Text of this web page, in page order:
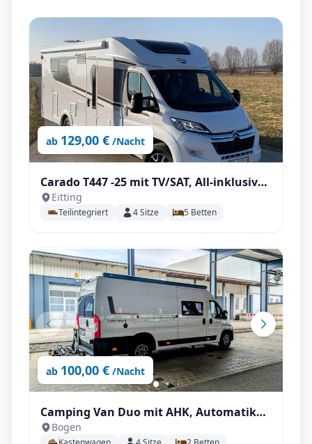
ab 129,00 € /Nacht
Carado T447 -25 mit TV/SAT, All-inklusive
Paket
Eitting
Teilintegriert 4Sitze 5 Betten
ab 100,00 € /Nacht
Camping Van Duo mit AHK, Automatik
uvm.
Bogen